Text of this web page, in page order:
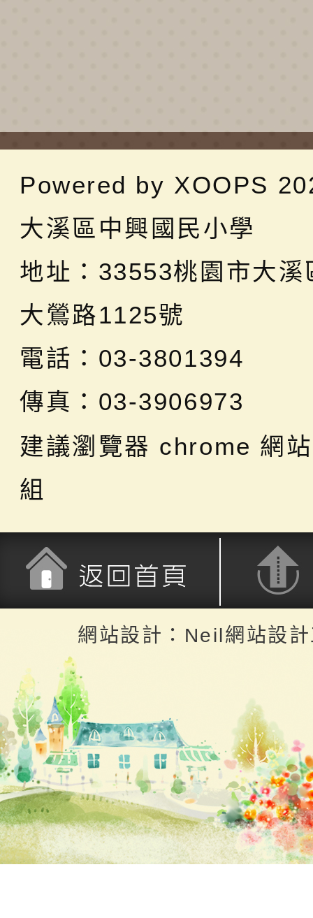
Powered by XOOPS
大溪區中興國民小學
地址： 33553桃園市大溪
大鶯路1125號
電話：03-3801394
傳真：03-3906973
建議瀏覽器 chrome 網
組
返回頂端
網站設計：Neil網站設